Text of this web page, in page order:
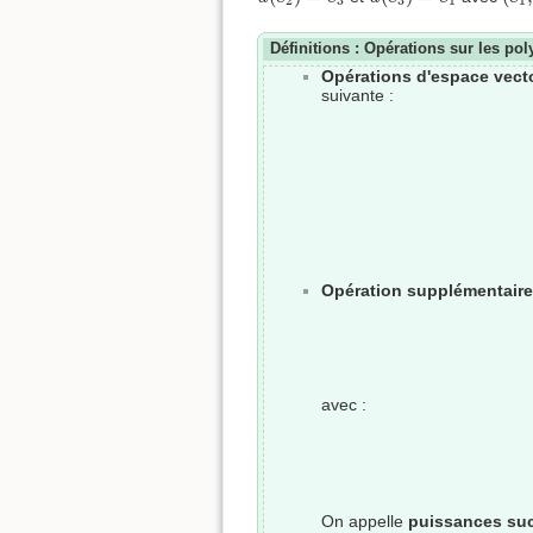
Définitions : Opérations sur les
Opérations d'espace
suivante :
Opération
avec :
On appelle puissances